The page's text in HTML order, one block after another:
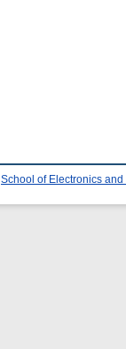
School of Electronics